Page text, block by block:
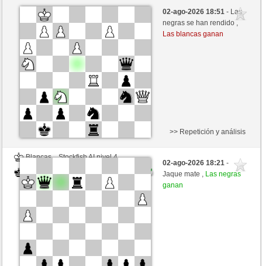
Blancas
Stockfish AI nivel 4
Negras
02-ago-2026 18:51- Las
negras se han rendido ,
Las blancas ganan
Blancas
Stockfish AI nivel 4
>> Repetición y análisis
02-ago-2026 18:21-
Jaque mate , Las negras
ganan